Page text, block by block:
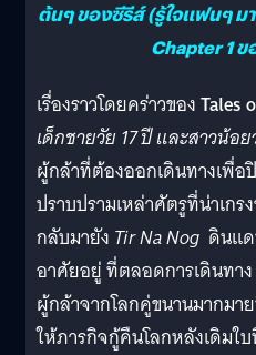
ต้นๆ ของซีรีส์ (รู้ใจแฟนๆ ม
Chapter 1
เรื่องราวโดยคร่าวของTales
เด็กชายวัย 17 ปี และสาวน้อ
ผู้กล้าที่ต้องออกเดินทางเพื่
ปราบปรามเหล่าศัตรูที่น่าเก
กลับมายัง Tir Na Nog ดินแ
อาศัยอยู่ ที่ตลอดการเดินทาง
ผู้กล้าจากโลกคู่ขนานมากม
ให้ภารกิจกู้คืนโลกหลังเดิมใ